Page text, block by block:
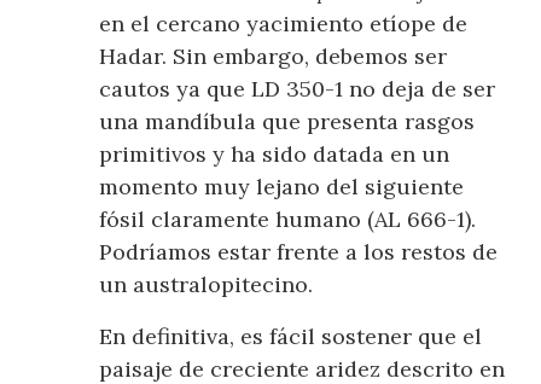
en el cercano yacimiento etíope de
Hadar. Sin embargo, debemos ser
cautos ya que LD 350-1 no deja de ser
una mandíbula que presenta rasgos
primitivos y ha sido datada en un
momento muy lejano del siguiente
fósil claramente humano (AL 666-1).
Podríamos estar frente a los restos de
un australopitecino.
En definitiva, es fácil sostener que el
paisaje de creciente aridez descrito en